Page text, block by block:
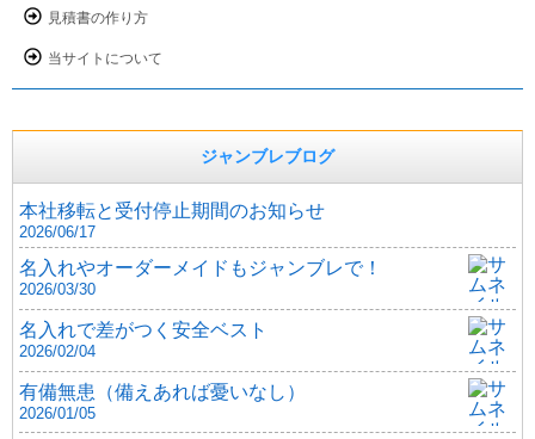
見積書の作り方
当サイトについて
ジャンブレブログ
本社移転と受付停止期間のお知らせ
2026/06/17
名入れやオーダーメイドもジャンブレで！
2026/03/30
名入れで差がつく安全ベスト
2026/02/04
有備無患（備えあれば憂いなし）
2026/01/05